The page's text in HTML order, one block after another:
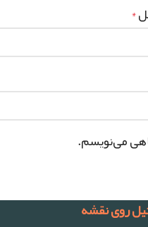
*
می‌نویسم.
روی نقشه